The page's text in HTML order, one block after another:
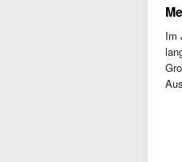
Im